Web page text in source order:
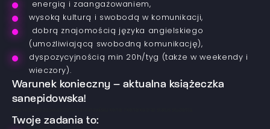
energią i zaangażowaniem,
wysoką kulturą i swobodą w komunikacji,
dobrą znajomością języka angielskiego
(umożliwiającą swobodną komunikację),
dyspozycyjnością min 20h/tyg (także w weekendy i
wieczory).
Warunek konieczny – aktualna książeczka
sanepidowska!
Twoje zadania to: